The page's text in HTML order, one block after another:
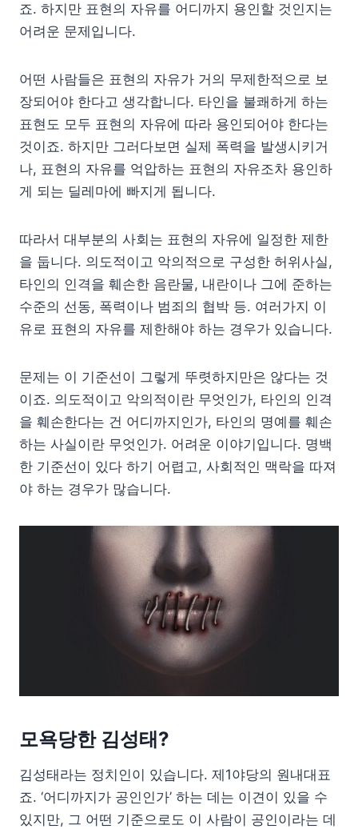
죠. 하지만 표현의 자유를 어디까지 용인할 것인지는
어려운 문제입니다.
어떤 사람들은 표현의 자유가 거의 무제한적으로 보
장되어야 한다고 생각합니다. 타인을 불쾌하게 하는
표현도 모두 표현의 자유에 따라 용인되어야 한다는
것이죠. 하지만 그러다보면 실제 폭력을 발생시키거
나, 표현의 자유를 억압하는 표현의 자유조차 용인하
게 되는 딜레마에 빠지게 됩니다.
따라서 대부분의 사회는 표현의 자유에 일정한 제한
을 둡니다. 의도적이고 악의적으로 구성한 허위사실,
타인의 인격을 훼손한 음란물, 내란이나 그에 준하는
수준의 선동, 폭력이나 범죄의 협박 등. 여러가지 이
유로 표현의 자유를 제한해야 하는 경우가 있습니다.
문제는 이 기준선이 그렇게 뚜렷하지만은 않다는 것
이죠. 의도적이고 악의적이란 무엇인가, 타인의 인격
을 훼손한다는 건 어디까지인가, 타인의 명예를 훼손
하는 사실이란 무엇인가. 어려운 이야기입니다. 명백
한 기준선이 있다 하기 어렵고, 사회적인 맥락을 따져
야 하는 경우가 많습니다.
모욕당한 김성태?
김성태라는 정치인이 있습니다. 제1야당의 원내대표
죠. ‘어디까지가 공인인가’ 하는 데는 이견이 있을 수
있지만, 그 어떤 기준으로도 이 사람이 공인이라는 데